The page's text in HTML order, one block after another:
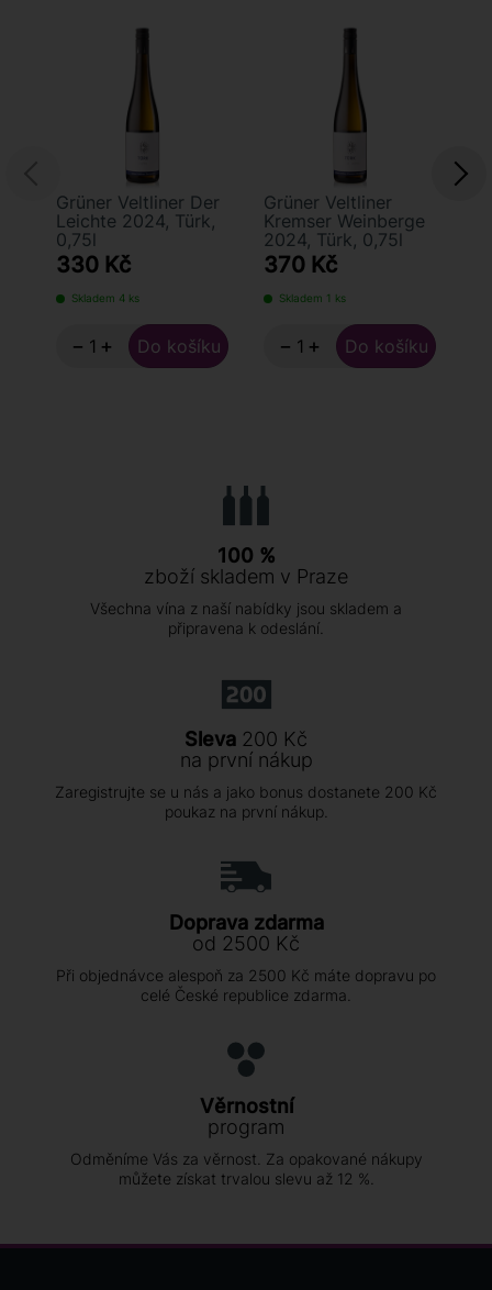
Grüner Veltliner Der
Leichte 2024, Türk,
0,75l
330 Kč
Skladem 4 ks
− +
Grüner Veltliner
Kremser Weinberge
2024, Türk, 0,75l
370 Kč
Skladem 1 ks
− +
100 %
zboží skladem v Praze
Všechna vína z naší nabídky jsou skladem a
připravena k odeslání.
Sleva 200 Kč
na první nákup
Zaregistrujte se u nás a jako bonus dostanete 200 Kč
poukaz na první nákup.
Doprava zdarma
od 2500 Kč
Při objednávce alespoň za 2500 Kč máte dopravu po
celé České republice zdarma.
Věrnostní
program
Odměníme Vás za věrnost. Za opakované nákupy
můžete získat trvalou slevu až 12 %.